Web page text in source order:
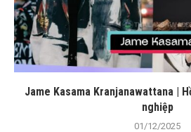
Jame Kasama Kranjanawattana |
nghiệp
01/12/2025